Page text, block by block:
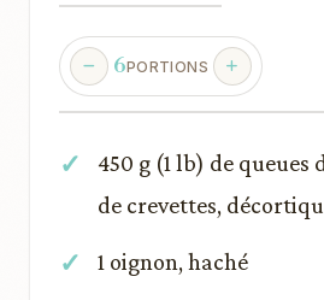
6PORTIONS
450 g (1 lb) de queues
de crevettes,
1 oignon, haché